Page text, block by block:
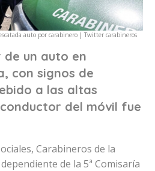
auto por carabinero | Twitter carabineros
un auto en
con signos de
a las altas
del móvil fue
Carabineros de la
de la 5ª Comisaría